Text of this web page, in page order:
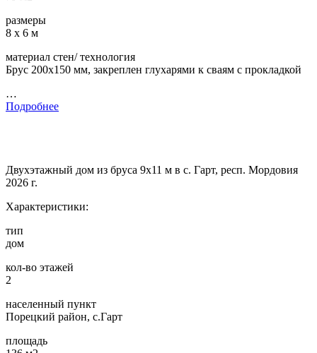
размеры
8 х 6 м
материал стен/ технология
Брус 200х150 мм, закреплен глухарями к сваям с прокладкой
…
Подробнее
Двухэтажный дом из бруса 9х11 м в с. Гарт, респ. Мордовия
2026 г.
Характеристики:
тип
дом
кол-во этажей
2
населенный пункт
Порецкий район, с.Гарт
площадь